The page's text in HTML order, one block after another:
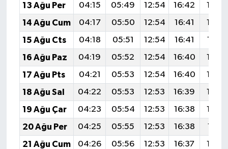
13 Ağu Per
04:15 05:49 12:54 16:42
14 Ağu Cum
04:17 05:50 12:54 16:41
15 Ağu Cts
04:18 05:51 12:54 16:41
19:47
16 Ağu Paz
04:19 05:52 12:54 16:40
17 Ağu Pts
04:21 05:53 12:54 16:40
18 Ağu Sal
04:22 05:53 12:53 16:39
19 Ağu Çar
04:23 05:54 12:53 16:38
20 Ağu Per
04:25 05:55 12:53 16:38
19:41
21 Ağu Cum
04:26 05:56 12:53 16:37